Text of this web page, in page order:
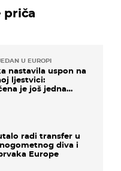
priča
U EUROPI
nastavila uspon na
ljestvici:
je još jedna
radi transfer u
diva i
Europe